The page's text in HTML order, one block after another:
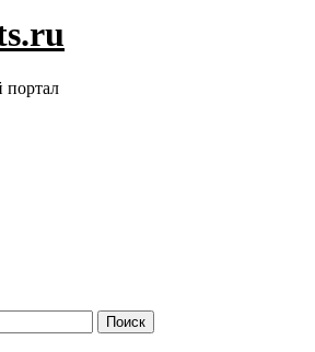
портал